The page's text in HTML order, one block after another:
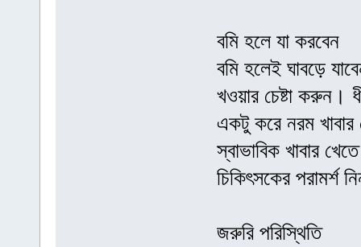
বমি হলে যা করবেন
বমি হলেই ঘাবড়ে
খওয়ার চেষ্টা করুন।
একটু করে নরম খাবার
স্বাভাবিক খাবার
চিকিৎসকের পরামর্শ
জরুরি পরিস্থিতি